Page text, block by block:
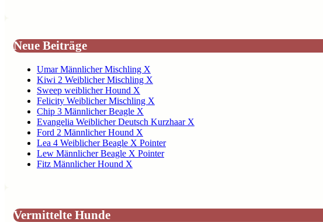
Neue Beiträge
Umar Männlicher Mischling X
Kiwi 2 Weiblicher Mischling X
Sweep weiblicher Hound X
Felicity Weiblicher Mischling X
Chip 3 Männlicher Beagle X
Evangelia Weiblicher Deutsch Kurzhaar X
Ford 2 Männlicher Hound X
Lea 4 Weiblicher Beagle X Pointer
Lew Männlicher Beagle X Pointer
Fitz Männlicher Hound X
Vermittelte Hunde